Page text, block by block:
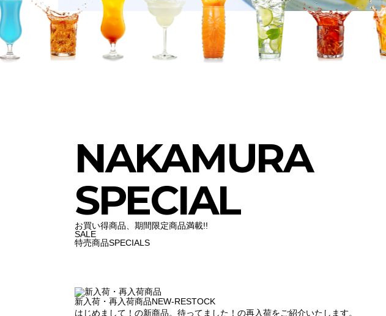
NAKAMURA
SPECIAL
お買い得商品、期間限定商品満載!!
SALE
特売商品SPECIALS
新入荷・再入荷商品NEW-RESTOCK
はじめまして！の新商品。待ってました！の再入荷をご紹介いたします。